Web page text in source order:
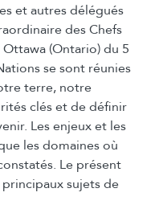
et autres délégués
des Chefs
Ottawa (Ontario) du 5
se sont réunies
terre, notre
clés et de définir
Les enjeux et les
les domaines où
Le présent
sujets de